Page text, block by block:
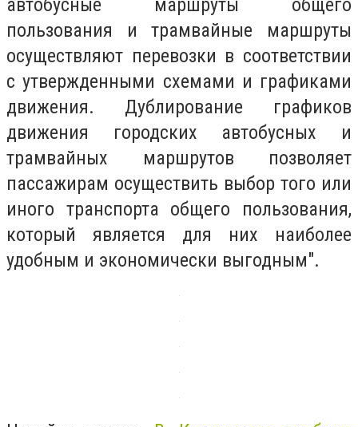
автобусные маршруты общего
пользования и трамвайные маршруты
осуществляют перевозки в соответствии
с утвержденными схемами и графиками
движения. Дублирование графиков
движения городских автобусных и
трамвайных маршрутов позволяет
пассажирам осуществить выбор того или
иного транспорта общего пользования,
который является для них наиболее
удобным и экономически выгодным".